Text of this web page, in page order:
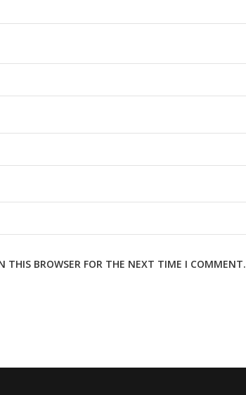
THIS BROWSER FOR THE NEXT TIME I COMMENT.